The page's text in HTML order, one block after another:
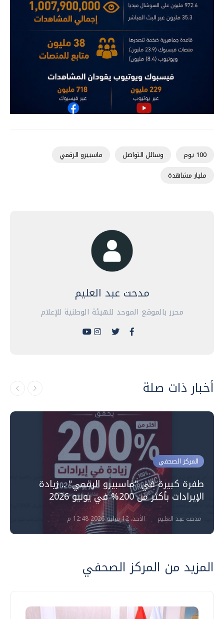
100 يوم وسائل التواصل
ماسبيرو الرقمي
مليار مشاهدة
مدحت عبد العليم
محرر بالموقع الموحد للهيئة الوطنية للإعلام
أخبار ذات صلة
المركز الصحفي
طفرة كبيرة في "ماسبيرو الرقمي" .. زيادة
الإيرادات بأكثر من 200% في يونيو 2026
مدحت عبد العليم الأحد، 12 يوليو 2026 12:48 م
المزيد من المركز الصحفي